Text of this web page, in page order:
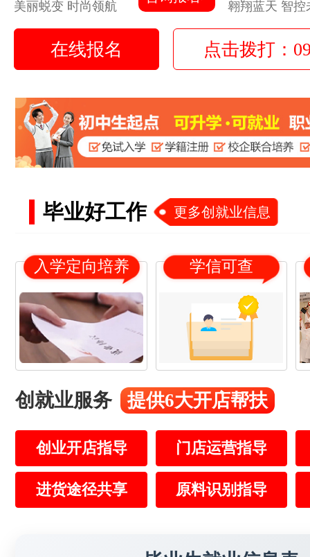
美丽蜕变 时尚领航 翱翔蓝天 智控
在线报名 点击拨打：
毕业好工作 更多创就业信息
入学定向培养 学信可查
创就业服务 提供6大开店帮扶
创业开店指导 门店运营指导
进货途径共享 原料识别指导
杨*
17 20
屈*天 18
美发师
杜*龙 18 20